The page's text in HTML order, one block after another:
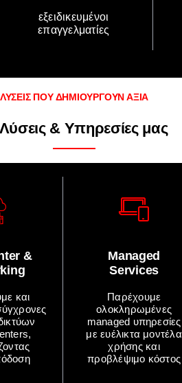
εξειδικευμένοι
επαγγελματίες
ΛΥΣΕΙΣ ΠΟΥ ΔΗΜΙΟΥΡΓΟΥΝ ΑΞΙΑ
& Υπηρεσίες μας
&
και
Managed
Services
Παρέχουμε
ολοκληρωμένες
managed υπηρεσίες
με ευέλικτα μοντέλα
χρήσης και
προβλέψιμο κόστος